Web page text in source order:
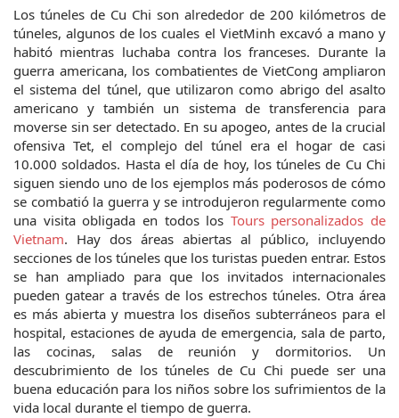
Los túneles de Cu Chi son alrededor de 200 kilómetros de
túneles, algunos de los cuales el VietMinh excavó a mano y
habitó mientras luchaba contra los franceses. Durante la
guerra americana, los combatientes de VietCong ampliaron
el sistema del túnel, que utilizaron como abrigo del asalto
americano y también un sistema de transferencia para
moverse sin ser detectado. En su apogeo, antes de la crucial
ofensiva Tet, el complejo del túnel era el hogar de casi
10.000 soldados. Hasta el día de hoy, los túneles de Cu Chi
siguen siendo uno de los ejemplos más poderosos de cómo
se combatió la guerra y se introdujeron regularmente como
una visita obligada en todos los Tours personalizados de
Vietnam. Hay dos áreas abiertas al público, incluyendo
secciones de los túneles que los turistas pueden entrar. Estos
se han ampliado para que los invitados internacionales
pueden gatear a través de los estrechos túneles. Otra área
es más abierta y muestra los diseños subterráneos para el
hospital, estaciones de ayuda de emergencia, sala de parto,
las cocinas, salas de reunión y dormitorios. Un
descubrimiento de los túneles de Cu Chi puede ser una
buena educación para los niños sobre los sufrimientos de la
vida local durante el tiempo de guerra.